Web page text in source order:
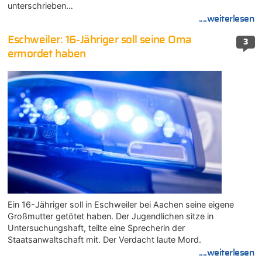
unterschrieben…
....weiterlesen
3
Eschweiler: 16-Jähriger soll seine Oma
ermordet haben
Ein 16-Jähriger soll in Eschweiler bei Aachen seine eigene
Großmutter getötet haben. Der Jugendlichen sitze in
Untersuchungshaft, teilte eine Sprecherin der
Staatsanwaltschaft mit. Der Verdacht laute Mord.
....weiterlesen